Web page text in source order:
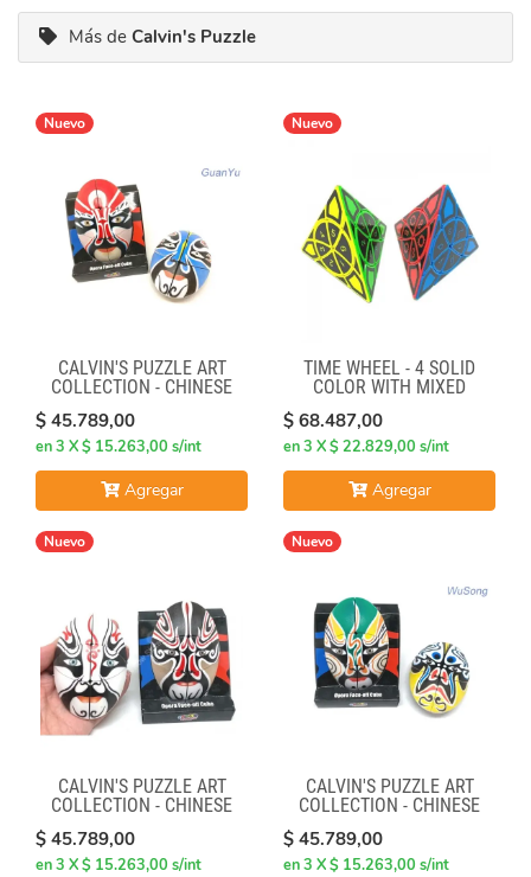
Más de Calvin's Puzzle
Nuevo
CALVIN'S PUZZLE ART
COLLECTION - CHINESE
(RED & BLUE MASKS)
$ 45.789,00
en 3 X $ 15.263,00 s/int
Agregar
Nuevo
TIME WHEEL - 4 SOLID
COLOR WITH MIXED
NUMBERS STICKERS (MOD)
$ 68.487,00
en 3 X $ 22.829,00 s/int
Agregar
Nuevo
CALVIN'S PUZZLE ART
COLLECTION - CHINESE
(BLACK & WHITE MASKS)
$ 45.789,00
en 3 X $ 15.263,00 s/int
Nuevo
CALVIN'S PUZZLE ART
COLLECTION - CHINESE
(GREEN & YELLOW MASKS)
$ 45.789,00
en 3 X $ 15.263,00 s/int